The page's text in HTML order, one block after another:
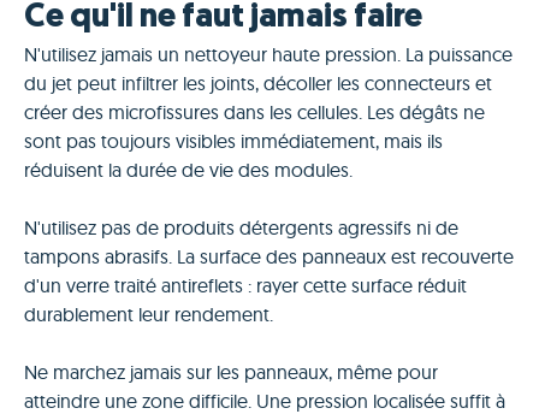
Ce qu'il ne faut jamais faire
N'utilisez jamais un nettoyeur haute pression. La puissance
du jet peut infiltrer les joints, décoller les connecteurs et
créer des microfissures dans les cellules. Les dégâts ne
sont pas toujours visibles immédiatement, mais ils
réduisent la durée de vie des modules.
N'utilisez pas de produits détergents agressifs ni de
tampons abrasifs. La surface des panneaux est recouverte
d'un verre traité antireflets : rayer cette surface réduit
durablement leur rendement.
Ne marchez jamais sur les panneaux, même pour
atteindre une zone difficile. Une pression localisée suffit à